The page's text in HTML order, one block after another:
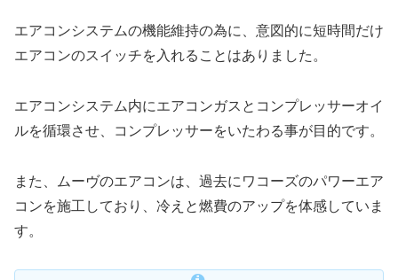
エアコンシステムの機能維持の為に、意図的に短時間だけ
エアコンのスイッチを入れることはありました。
エアコンシステム内にエアコンガスとコンプレッサーオイ
ルを循環させ、コンプレッサーをいたわる事が目的です。
また、ムーヴのエアコンは、過去にワコーズのパワーエア
コンを施工しており、冷えと燃費のアップを体感していま
す。